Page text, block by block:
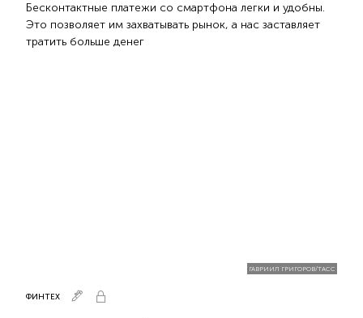
Бесконтактные платежи со смартфона легки и удобны.
Это позволяет им захватывать рынок, а нас заставляет
тратить больше денег
ГАВРИИЛ ГРИГОРОВ/ТАСС
ФИНТЕХ